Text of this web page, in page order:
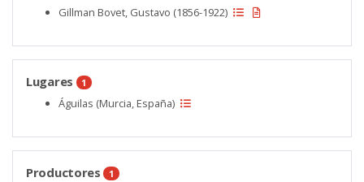
Gillman Bovet, Gustavo (1856-1922)
Lugares 1
Águilas (Murcia, España)
Productores 1